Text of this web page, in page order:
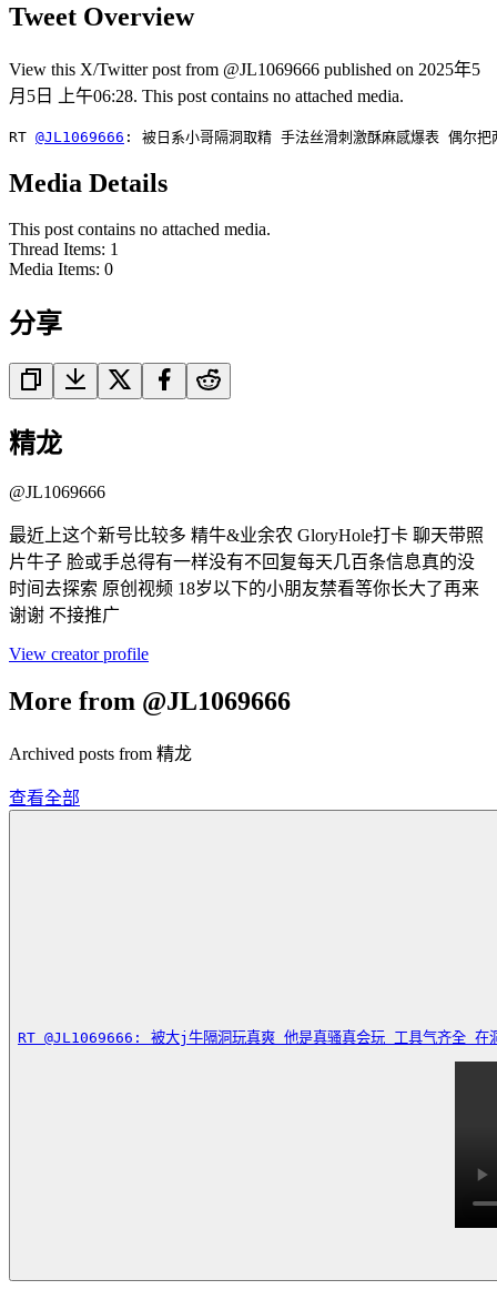
Tweet Overview
View this X/Twitter post from @JL1069666 published on 2025年5
月5日 上午06:28. This post contains no attached media.
RT @JL1069666 : 被日系小哥隔洞取精 手法丝滑刺激酥麻感爆表 偶尔
Media Details
This post contains no attached media.
Thread Items: 1
Media Items: 0
分享
精龙
@JL1069666
最近上这个新号比较多 精牛&业余农 GloryHole打卡 聊天带照
片牛子 脸或手总得有一样没有不回复每天几百条信息真的没
时间去探索 原创视频 18岁以下的小朋友禁看等你长大了再来
谢谢 不接推广
View creator profile
More from @JL1069666
Archived posts from 精龙
查看全部
RT @JL1069666: 被大j牛隔洞玩真爽 他是真骚真会玩 工具气齐全